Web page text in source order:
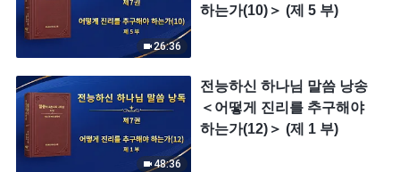
26:36
하는가(10)＞ (제 5 부)
48:36
전능하신 하나님 말씀 낭송
＜어떻게 진리를 추구해야
하는가(12)＞ (제 1 부)